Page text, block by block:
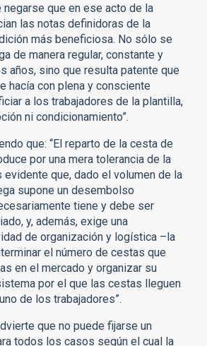
negarse que en ese acto de la
las notas definidoras de la
más beneficiosa. No sólo se
de manera regular, constante y
años, sino que resulta patente que
hacía con plena y consciente
a los trabajadores de la plantilla,
ni condicionamiento”.
que: “El reparto de la cesta de
por una mera tolerancia de la
que, dado el volumen de la
supone un desembolso
tiene y debe ser
y, además, exige una
de organización y logística –la
el número de cestas que
en el mercado y organizar su
por el que las cestas lleguen
de los trabajadores”.
que no puede fijarse un
todos los casos según el cual la